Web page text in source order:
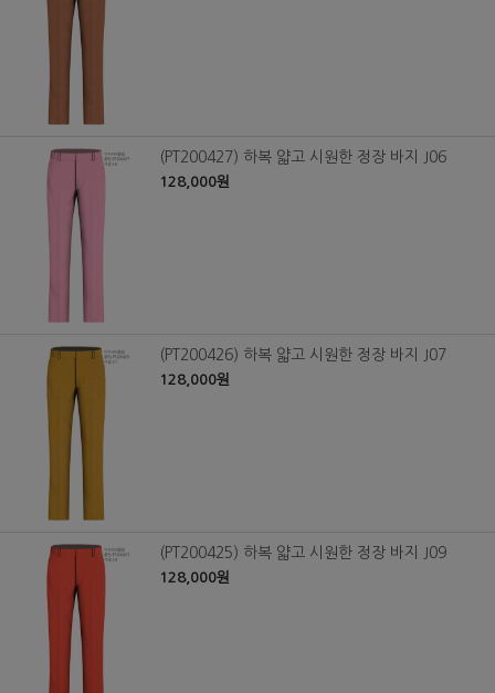
(PT200427) 하복 얇고 시원한 정장 바지 J06
128,000원
(PT200426) 하복 얇고 시원한 정장 바지 J07
128,000원
(PT200425) 하복 얇고 시원한 정장 바지 J09
128,000원